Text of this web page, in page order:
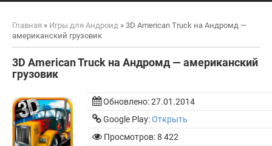
и
к
Главная » Игры для Андроид » 3D American Truck на Андромд —
американский грузовик
3D American Truck на Андромд — американский
грузовик
Обновлено:27.01.2014
Google Play:Открыть
Просмотров: 8 422